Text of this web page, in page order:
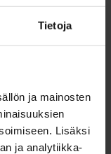
Tietoja
ja mainosten
Lisäksi
ja analytiikka-
floating
Löylykontti
for
events.